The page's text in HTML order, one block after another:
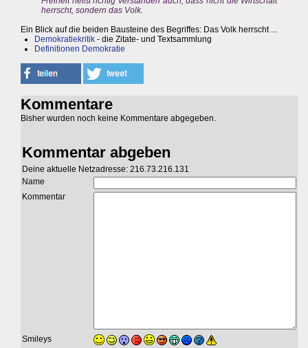
herrscht, sondern das Volk.
Ein Blick auf die beiden Bausteine des Begriffes: Das Volk herrscht ...
Demokratiekritik - die Zitate- und Textsammlung
Definitionen Demokratie
Kommentare
Bisher wurden noch keine Kommentare abgegeben.
Kommentar abgeben
Deine aktuelle Netzadresse: 216.73.216.131
Name
Kommentar
Smileys